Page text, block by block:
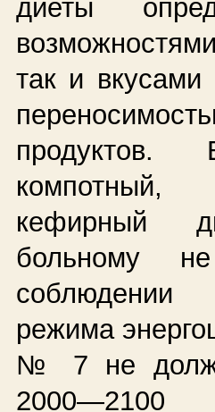
диеты
так и вкусами
продуктов.
компотный,
кефирный
больному
соблюдении
режима
№ 7 не